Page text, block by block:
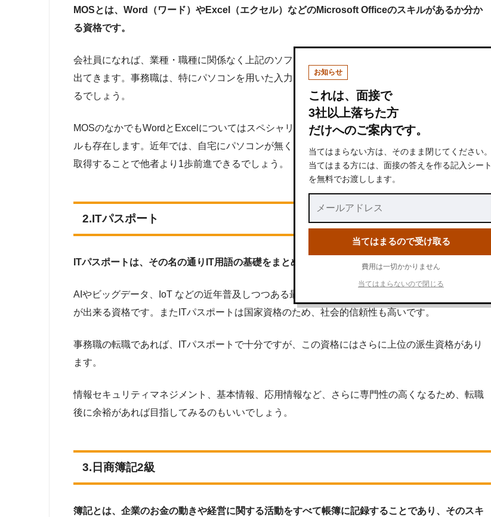
MOSとは、Word（ワード）やExcel（エクセル）などのMicrosoft Officeのスキルがあるか分か
る資格です。
会社員になれば、業種・職種に関係なく上記のソフトを含めたMicrosoft Officeを利用する機会が
出てきます。事務職は、特にパソコンを用いた入力・出力作業が多い為、WordやExcelは多用す
るでしょう。
MOSのなかでもWordとExcelについてはスペシャリストの上位レベルとして、エキスパートレベ
ルも存在します。近年では、自宅にパソコンが無くリテラシーが薄い方も多いため、MOS資格を
取得することで他者より1歩前進できるでしょう。
2.ITパスポート
ITパスポートは、その名の通りIT用語の基礎をまとめた資格です。
AIやビッグデータ、IoT などの近年普及しつつある最新用語も含まれており、広く教養を学ぶこと
が出来る資格です。またITパスポートは国家資格のため、社会的信頼性も高いです。
事務職の転職であれば、ITパスポートで十分ですが、この資格にはさらに上位の派生資格があり
ます。
情報セキュリティマネジメント、基本情報、応用情報など、さらに専門性の高くなるため、転職
後に余裕があれば目指してみるのもいいでしょう。
3.日商簿記2級
簿記とは、企業のお金の動きや経営に関する活動をすべて帳簿に記録することであり、そのスキ
お知らせ
これは、面接で
3社以上落ちた方
だけへのご案内です。
当てはまらない方は、そのまま閉じてください。
当てはまる方には、面接の答えを作る記入シート
を無料でお渡しします。
当てはまるので受け取る
費用は一切かかりません
当てはまらないので閉じる